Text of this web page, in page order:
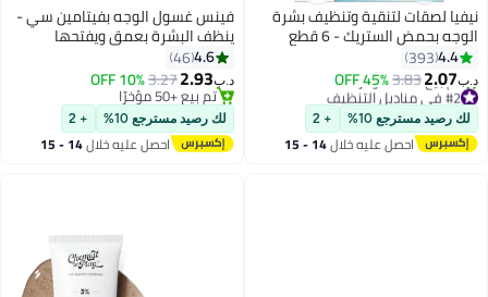
نيفيا لصقات لتنقية وتنظيف بشرة
الوجه بحمض الستريك - 6 قطع
4.4
393
د.ب‏2.07
3.83
45% OFF #2 في مناديل التنظيف
أقل سعر في 7 يوم
تم بيع +120 مؤخرًا
#2 في مناديل التنظيف
لك رصيد مسترجع 10% + 2
احصل عليه خلال 14 - 15
فينس غسول الوجه بفيتامين سي -
ينظف البشرة بعمق ويفتحها
ويرطبها - يزيل البقع الداكنة والبقع
الناتجة عن أشعة الشمس والبقع -
يزيل الأوساخ والشوائب ويكشف عن
مل
4.6
46
د.ب‏2.93
3.27
10% OFF
تم بيع +50 مؤخرًا
تم بيع +50 مؤخرًا
لك رصيد مسترجع 10% + 2
احصل عليه خلال 14 - 15